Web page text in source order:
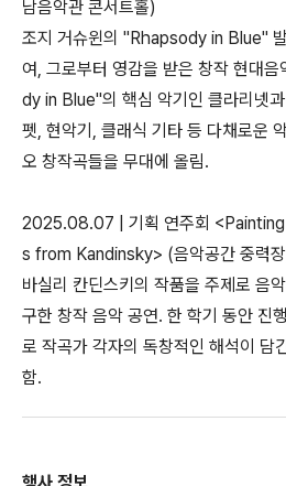
남음악관 콘서트홀)
조지 거슈윈의 "Rhapsody in Blue"
여, 그로부터 영감을 받은 창작 현대
dy in Blue"의 핵심 악기인 클라리넷
펫, 현악기, 클래식 기타 등 다채로운
오 창작곡들을 무대에 올림.
2025.08.07 | 기획 연주회
s from Kandinsky> (음악공간 중력
바실리 칸딘스키의 작품을 주제로 음
구한 창작 음악 공연. 한 학기 동안 진
로 작곡가 각자의 독창적인 해석이 담
함.